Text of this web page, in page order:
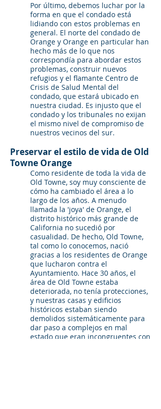
Por último, debemos luchar por la
forma en que el condado está
lidiando con estos problemas en
general. El norte del condado de
Orange y Orange en particular han
hecho más de lo que nos
correspondía para abordar estos
problemas, construir nuevos
refugios y el flamante Centro de
Crisis de Salud Mental del
condado, que estará ubicado en
nuestra ciudad. Es injusto que el
condado y los tribunales no exijan
el mismo nivel de compromiso de
nuestros vecinos del sur.
Preservar el estilo de vida de Old
Towne Orange
Como residente de toda la vida de
Old Towne, soy muy consciente de
cómo ha cambiado el área a lo
largo de los años. A menudo
llamada la 'joya' de Orange, el
distrito histórico más grande de
California no sucedió por
casualidad. De hecho, Old Towne,
tal como lo conocemos, nació
gracias a los residentes de Orange
que lucharon contra el
Ayuntamiento. Hace 30 años, el
área de Old Towne estaba
deteriorada, no tenía protecciones,
y nuestras casas y edificios
históricos estaban siendo
demolidos sistemáticamente para
dar paso a complejos en mal
estado que eran incongruentes con